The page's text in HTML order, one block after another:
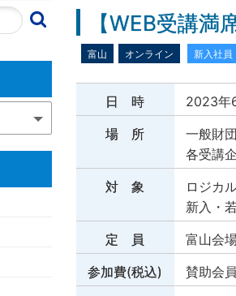
【WEB受講
富山 オンライン 新入社員
日 時
2023
場 所
一般財
各受講
対 象
ロジカ
新入・
定 員
富山会
参加費(税込)
賛助会